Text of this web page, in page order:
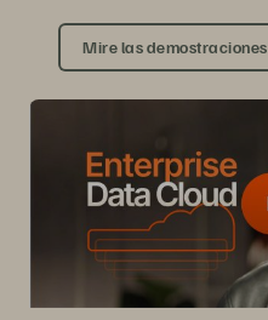
Mire las demostraciones